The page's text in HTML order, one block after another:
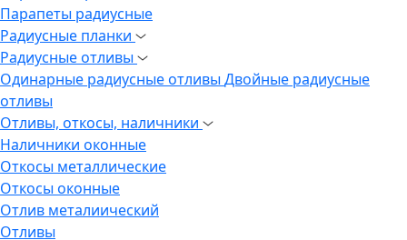
Парапеты радиусные
Радиусные планки
Радиусные отливы
Одинарные радиусные отливы Двойные радиусные
отливы
Отливы, откосы, наличники
Наличники оконные
Откосы металлические
Откосы оконные
Отлив металиический
Отливы